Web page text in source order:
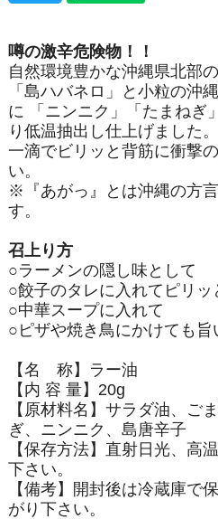
噂の激辛危険物！！
自然環境豊かな沖縄県北部
「島ハバネロ」と小粒の沖
に 「ニンニク」「たまねぎ
り低温抽出し仕上げました。
一滴でビリッと背筋に衝撃
い。
※『あがっ』とは沖縄の方
す。
召上り方
○ラーメンの隠し味として
○餃子のタレに入れてピリッ
○中華スープに入れて
○ピザや焼き鳥にかけても旨
【名 称】ラー油
【内 容 量】20g
【原材料名】サラダ油、ご
ぎ、ニンニク、島唐辛子
【保存方法】直射日光、高
下さい。
【備考】開封後は冷蔵庫で
がり下さい。